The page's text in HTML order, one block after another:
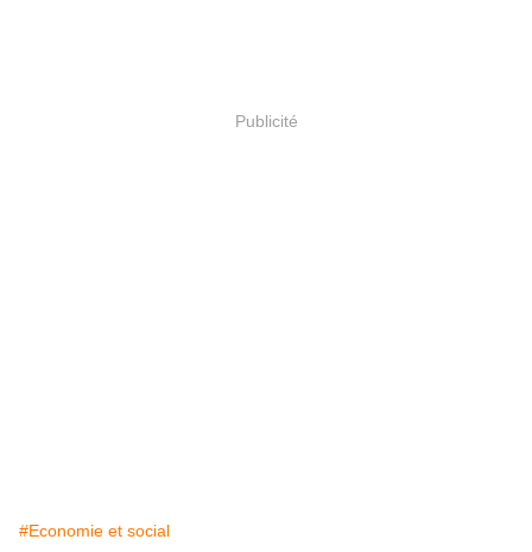
Publicité
#Economie et social